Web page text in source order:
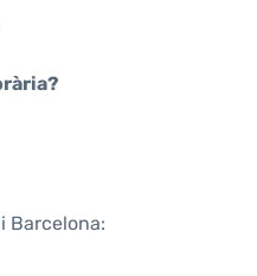
Barcelona: